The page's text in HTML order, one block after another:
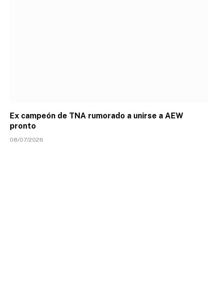
Ex campeón de TNA rumorado a unirse a AEW
pronto
08/07/2026